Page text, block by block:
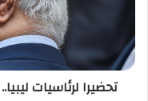
تحضيرا لرئاسيات